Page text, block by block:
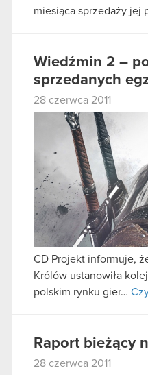
miesiąca sprzedaży jej
Wiedźmin 2 –
sprzedanych
28 czerwca 2011
CD Projekt informuje,
Królów ustanowiła
polskim rynku gier…
Raport bieżący
28 czerwca 2011